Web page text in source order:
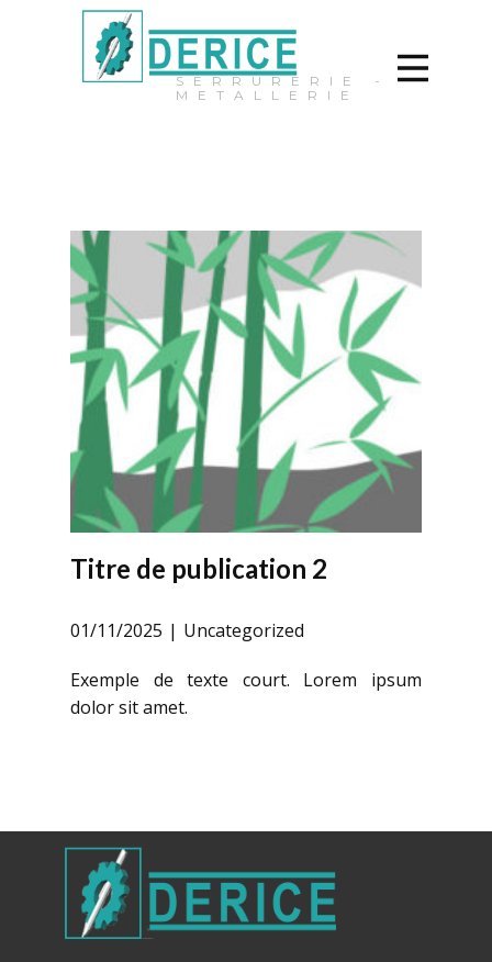
SERRURERIE -
METALLERIE
Titre de publication 2
01/11/2025 Uncategorized
Exemple de texte court. Lorem ipsum
dolor sit amet.